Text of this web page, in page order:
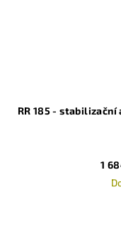
RR 185 -
1